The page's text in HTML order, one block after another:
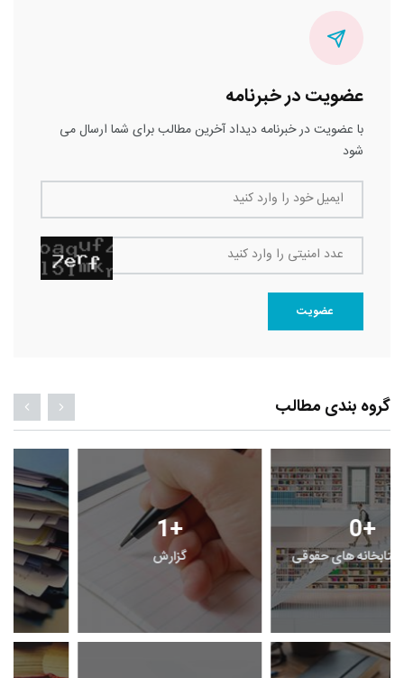
عضویت در خبرنامه
با عضویت در خبرنامه دیداد آخرین مطالب برای شما ارسال می
شود
ایمیل خود را وارد کنید
عدد امنیتی را وارد کنید
عضویت
گروه بندی مطالب
0+
معرفی کتابخانه های حقوقی